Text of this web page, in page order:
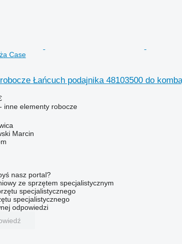
Case
Łańcuch podajnika 48103500 do
inne elementy robocze
Marcin
nasz portal?
ze sprzętem specjalistycznym
specjalistycznego
specjalistycznego
odpowiedzi